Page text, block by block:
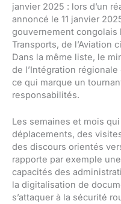
janvier 2025 : lors d’un
annoncé le 11 janvier
gouvernement congolais
Transports, de l’Aviation
Dans la même liste, le
de l’Intégration
ce qui marque un
responsabilités.
Les semaines et mois
déplacements, des
des discours orientés
rapporte par exemple
capacités des
la digitalisation de
s’attaquer à la sécurité